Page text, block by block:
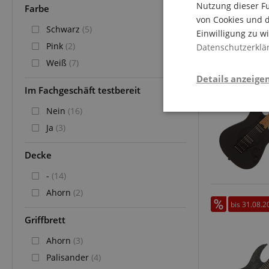
Farbe
Schwarz (5)
Pink (2)
Weiß (7)
Im Fachgeschäft testbereit
Nein (16)
Ja (3)
Decke
- (14)
Ahorn (2)
Griffbrett
Ahorn (3)
Palisander (4)
bis
Nutzung dieser
von Cookies und
Einwilligung zu
Details
Statistik-Cookies
nicht verwendet